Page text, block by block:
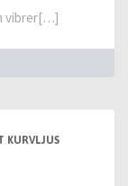
vibrer[…]
KURVLJUS